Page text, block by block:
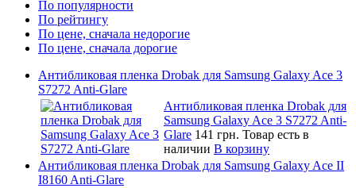
По популярности
По рейтингу
По цене, сначала недорогие
По цене, сначала дорогие
Антибликовая пленка Drobak для Samsung Galaxy Ace 3
S7272 Anti-Glare
Антибликовая пленка Drobak для
Samsung Galaxy Ace 3 S7272 Anti-
Glare 141 грн. Товар есть в
наличии В корзину
Антибликовая пленка Drobak для Samsung Galaxy Ace II
I8160 Anti-Glare